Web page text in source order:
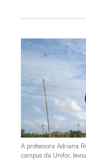
A professora Adriana
campus da Unifor,